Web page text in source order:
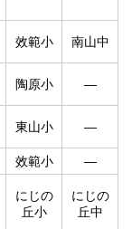
效範小 南山中
陶原小 ―
東山小 ―
效範小 ―
にじの
丘小
にじの
丘中